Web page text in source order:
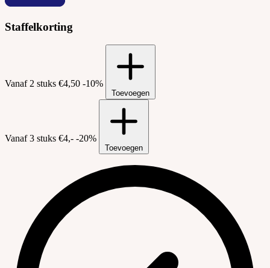
Staffelkorting
Vanaf 2 stuks €4,50 -10%
Toevoegen
Vanaf 3 stuks €4,- -20%
Toevoegen